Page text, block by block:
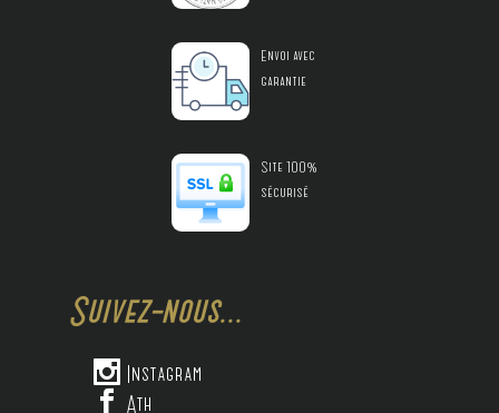
Envoi avec
garantie
Site 100%
sécurisé
Suivez-nous...
 Instagram
 Ath